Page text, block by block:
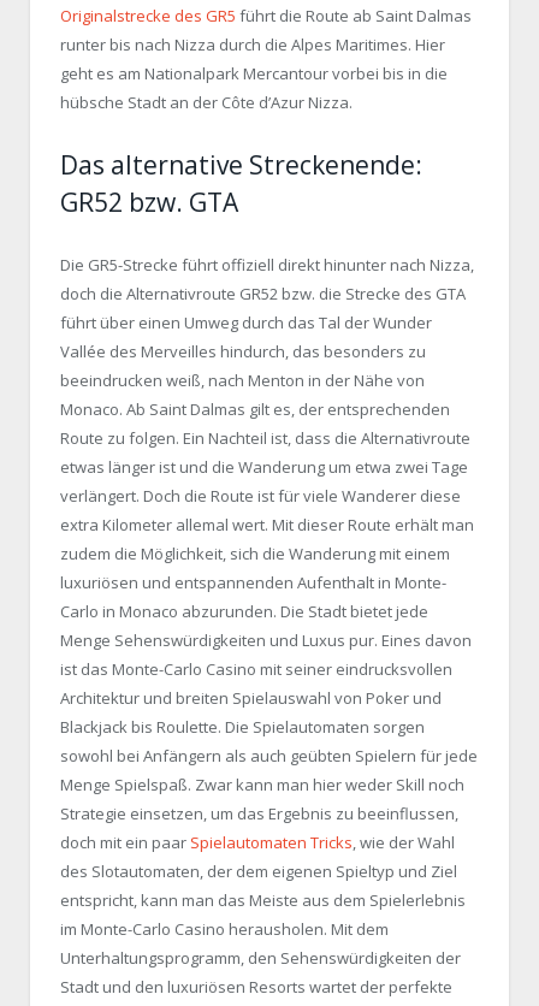
Originalstrecke des GR5 führt die Route ab Saint Dalmas
runter bis nach Nizza durch die Alpes Maritimes. Hier
geht es am Nationalpark Mercantour vorbei bis in die
hübsche Stadt an der Côte d’Azur Nizza.
Das alternative Streckenende:
GR52 bzw. GTA
Die GR5-Strecke führt offiziell direkt hinunter nach Nizza,
doch die Alternativroute GR52 bzw. die Strecke des GTA
führt über einen Umweg durch das Tal der Wunder
Vallée des Merveilles hindurch, das besonders zu
beeindrucken weiß, nach Menton in der Nähe von
Monaco. Ab Saint Dalmas gilt es, der entsprechenden
Route zu folgen. Ein Nachteil ist, dass die Alternativroute
etwas länger ist und die Wanderung um etwa zwei Tage
verlängert. Doch die Route ist für viele Wanderer diese
extra Kilometer allemal wert. Mit dieser Route erhält man
zudem die Möglichkeit, sich die Wanderung mit einem
luxuriösen und entspannenden Aufenthalt in Monte-
Carlo in Monaco abzurunden. Die Stadt bietet jede
Menge Sehenswürdigkeiten und Luxus pur. Eines davon
ist das Monte-Carlo Casino mit seiner eindrucksvollen
Architektur und breiten Spielauswahl von Poker und
Blackjack bis Roulette. Die Spielautomaten sorgen
sowohl bei Anfängern als auch geübten Spielern für jede
Menge Spielspaß. Zwar kann man hier weder Skill noch
Strategie einsetzen, um das Ergebnis zu beeinflussen,
doch mit ein paar Spielautomaten Tricks , wie der Wahl
des Slotautomaten, der dem eigenen Spieltyp und Ziel
entspricht, kann man das Meiste aus dem Spielerlebnis
im Monte-Carlo Casino herausholen. Mit dem
Unterhaltungsprogramm, den Sehenswürdigkeiten der
Stadt und den luxuriösen Resorts wartet der perfekte